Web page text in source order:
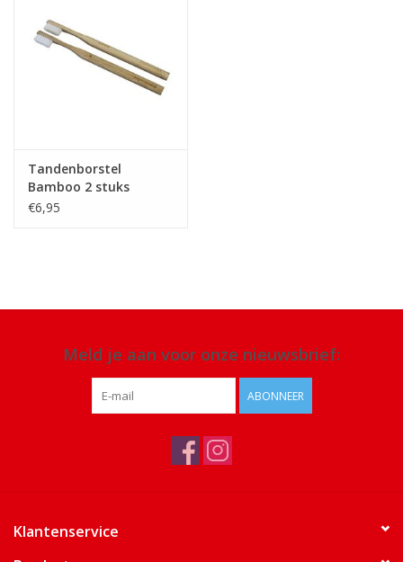
Tandenborstel
Bamboo 2 stuks
€6,95
Meld je aan voor onze nieuwsbrief:
ABONNEER
Klantenservice